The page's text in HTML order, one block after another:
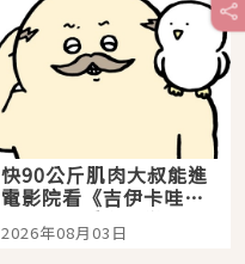
快90公斤肌肉大叔能進
電影院看《吉伊卡哇》
嗎？日本重金屬樂團
「打首」會長與nagano
2026年08月03日